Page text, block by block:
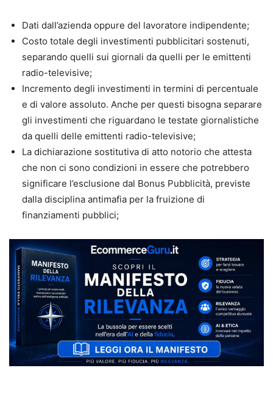
Dati dall’azienda oppure del lavoratore indipendente;
Costo totale degli investimenti pubblicitari sostenuti,
separando quelli sui giornali da quelli per le emittenti
radio-televisive;
Incremento degli investimenti in termini di percentuale
e di valore assoluto. Anche per questi bisogna separare
gli investimenti che riguardano le testate giornalistiche
da quelli delle emittenti radio-televisive;
La dichiarazione sostitutiva di atto notorio che attesta
che non ci sono condizioni in essere che potrebbero
significare l’esclusione dal Bonus Pubblicità, previste
dalla disciplina antimafia per la fruizione di
finanziamenti pubblici;